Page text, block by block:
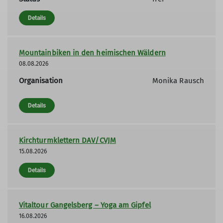
Wichtige Hinweise zum Verhalten im
Sperrzeiten und Einschränkungen
Doppelseil verwenden.
Bohrhaken ausgestattet sind.
Nicht in Routen einsteigen, in denen oberhalb
bereits eine Seilschaft klettert.
Steinschlag vermeiden
Erstmals im Rotenfels?: Besteigungen bitte mit
Details
Mountainbiken in den heimischen Wäldern
08.08.2026
Organisation Monika Rausch
Details
Kirchturmklettern DAV/CVJM
15.08.2026
Details
Vitaltour Gangelsberg – Yoga am Gipfel
16.08.2026